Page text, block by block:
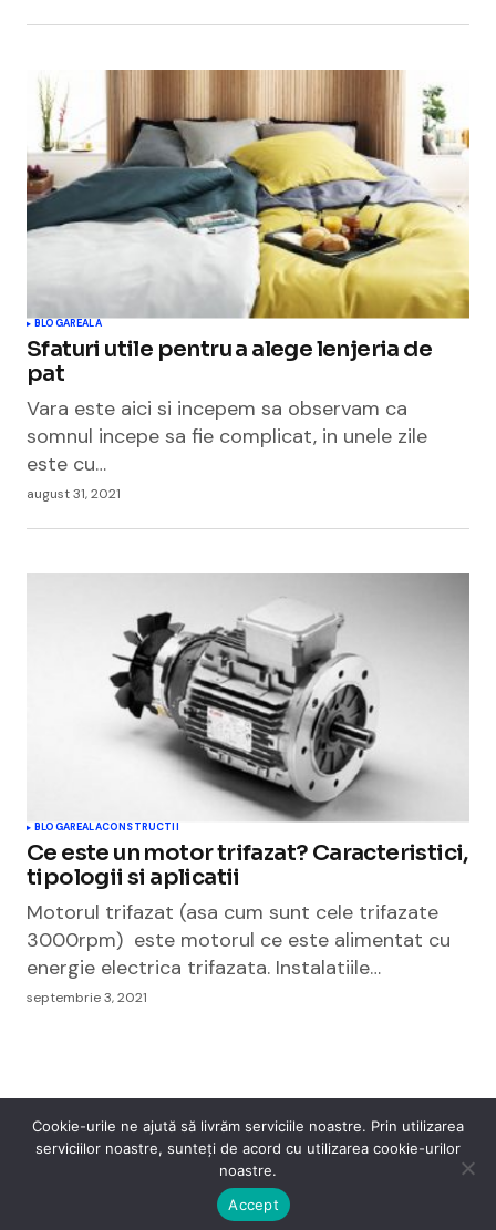
BLOGAREALA
Sfaturi utile pentru a alege lenjeria de
pat
Vara este aici si incepem sa observam ca
somnul incepe sa fie complicat, in unele zile
este cu…
august 31, 2021
BLOGAREALACONSTRUCTII
Ce este un motor trifazat? Caracteristici,
tipologii si aplicatii
Motorul trifazat (asa cum sunt cele trifazate
3000rpm) este motorul ce este alimentat cu
energie electrica trifazata. Instalatiile…
septembrie 3, 2021
Cismigiu Parc
© 2024 CismigiuParc. All Rights Reserved.
ModaSarbatoriTelefoane
Cookie-urile ne ajută să livrăm serviciile noastre. Prin utilizarea
serviciilor noastre, sunteți de acord cu utilizarea cookie-urilor
noastre.
Accept